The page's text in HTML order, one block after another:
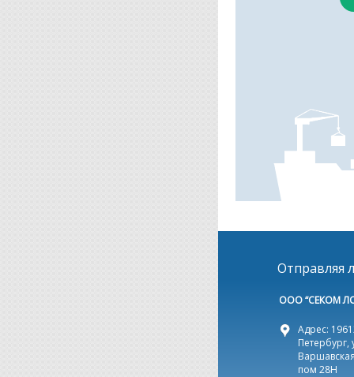
Отправляя
ООО “СЕКОМ
Адрес:
Петербург,
пом 28Н